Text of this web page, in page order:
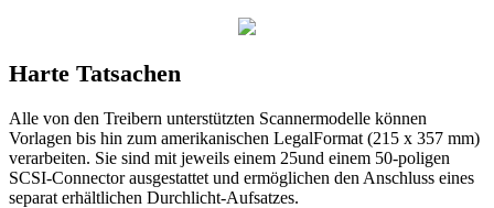
Harte Tatsachen
Alle von den Treibern unterstützten Scannermodelle können
Vorlagen bis hin zum amerikanischen LegalFormat (215 x 357 mm)
verarbeiten. Sie sind mit jeweils einem 25und einem 50-poligen
SCSI-Connector ausgestattet und ermöglichen den Anschluss eines
separat erhältlichen Durchlicht-Aufsatzes.